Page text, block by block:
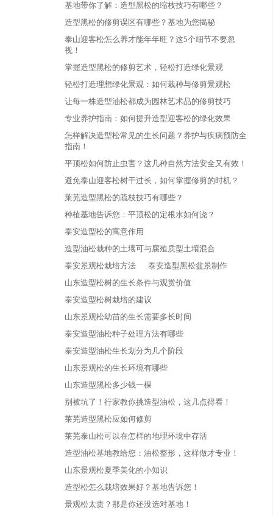
基地带你了解：造型黑松的缩枝技巧有哪些？
造型黑松的修剪误区有哪些？基地为您揭秘
泰山迎客松怎么养才能年年旺？这5个细节不要忽
视！
掌握造型黑松的修剪艺术，轻松打造绿化景观
轻松打造理想绿化景观：如何栽种与修剪景观松
让每一株造型油松都成为园林艺术品的修剪技巧
专业养护指南：如何提升造型迎客松的绿化效果
怎样解决造型松常见的生长问题？养护与疾病预防全
指南！
平顶松如何防止虫害？这几种自然方法安全又有效！
避免泰山迎客松树干过长，如何掌握修剪的时机？
莱芜造型黑松的疏枝技巧有哪些？
种植基地告诉您：平顶松的定根水如何浇？
泰安造型松的寓意作用
造型油松栽种的土壤可与腐殖质型土壤混合
泰安景观松栽培方法
泰安造型黑松盆景制作
山东造型松树的生长条件与观赏价值
泰安造型松树栽培的建议
山东景观松幼苗的生长需要多长时间
泰安造型油松种子处理方法有哪些
泰安造型油松生长划分为几个阶段
山东景观松的生长环境有哪些
山东造型黑松多少钱一棵
别被坑了！行家教你挑造型油松，这几点得看！
莱芜造型黑松应如何修剪
莱芜泰山松可以在怎样的地理环境中存活
造型油松基地教给您：油松整形，这样做才专业！
山东景观松夏季美化的小知识
造型松怎么栽培效果好？基地告诉您！
景观松太贵？那是你还没选对基地！